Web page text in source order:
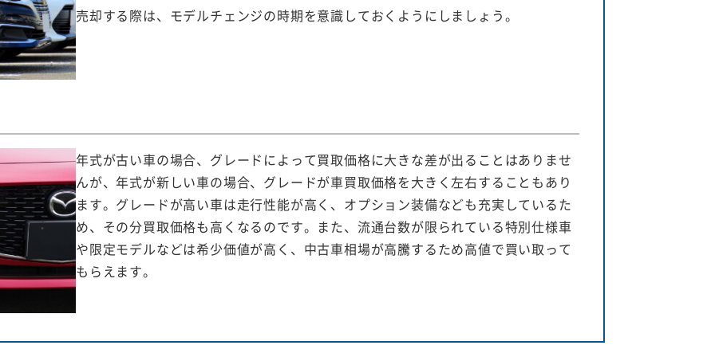
売却する際は、モデルチェンジの時期を意識しておくようにしましょう。
年式が古い車の場合、グレードによって買取価格に大きな差が出ることはありませ
んが、年式が新しい車の場合、グレードが車買取価格を大きく左右することもあり
ます。グレードが高い車は走行性能が高く、オプション装備なども充実しているた
め、その分買取価格も高くなるのです。また、流通台数が限られている特別仕様車
や限定モデルなどは希少価値が高く、中古車相場が高騰するため高値で買い取って
もらえます。